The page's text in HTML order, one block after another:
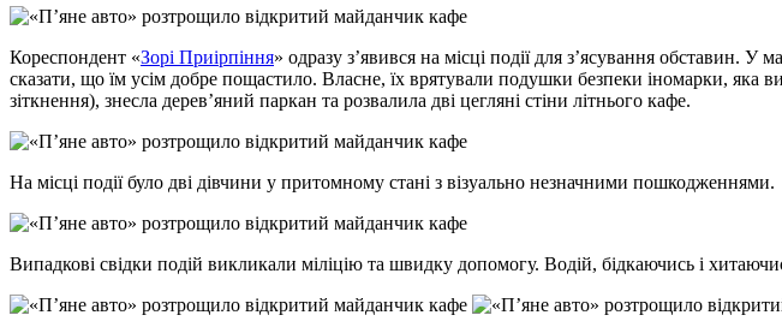
Кореспондент «Зорі Приірпіння» одразу з’явився на місці події для з’ясування обставин.
сказати, що їм усім добре пощастило. Власне, їх врятували подушки безпеки іномарки,
зіткнення), знесла дерев’яний паркан та розвалила дві цегляні стіни літнього кафе.
На місці події було дві дівчини у притомному стані з візуально незначними
Випадкові свідки подій викликали міліцію та швидку допомогу. Водій, бідкаючись і